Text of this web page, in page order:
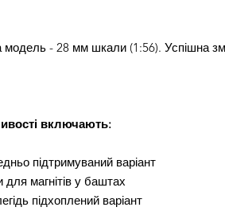
модель - 28 мм шкали (1:56). Успішна
включають:
підтримуваний варіант
магнітів у баштах
підхоплений варіант